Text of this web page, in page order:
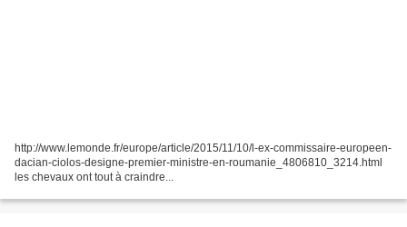
http://www.lemonde.fr/europe/article/2015/11/10/l-ex-commissaire-europeen-
dacian-ciolos-designe-premier-ministre-en-roumanie_4806810_3214.html
les chevaux ont tout à craindre...